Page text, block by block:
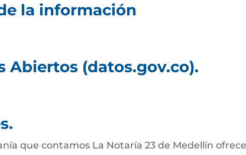
la información
Abiertos (datos.gov.co).
que contamos La Notaría 23 de Medellín